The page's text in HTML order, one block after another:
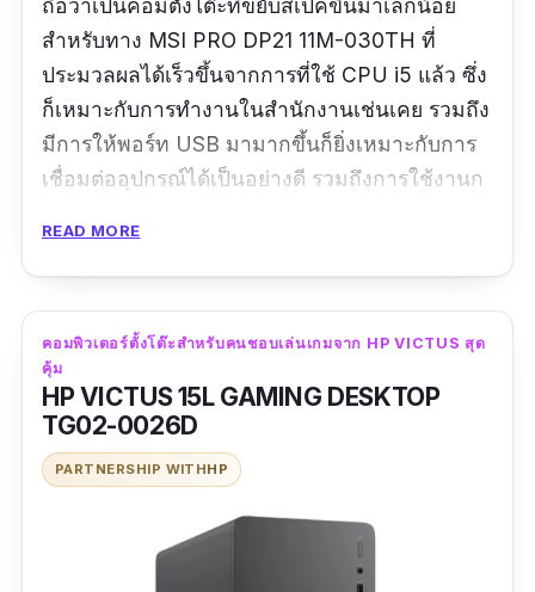
สำหรับทาง MSI PRO DP21 11M-030TH ที่
ประมวลผลได้เร็วขึ้นจากการที่ใช้ CPU i5 แล้ว ซึ่ง
ก็เหมาะกับการทำงานในสำนักงานเช่นเคย รวมถึง
มีการให้พอร์ท USB มามากขึ้นก็ยิ่งเหมาะกับการ
เชื่อมต่ออุปกรณ์ได้เป็นอย่างดี รวมถึงการใช้งานก
ดังกว่าคู่แข่งและราคาที่อาจขยับไปเป็นตัวแรงได้
มากกว่านี้ก็ตาม
READ MORE
คอมพิวเตอร์ตั้งโต๊ะสำหรับคนชอบเล่นเกมจาก HP VICTUS สุด
คุ้ม
HP VICTUS 15L GAMING DESKTOP
TG02-0026D
PARTNERSHIP WITHHP